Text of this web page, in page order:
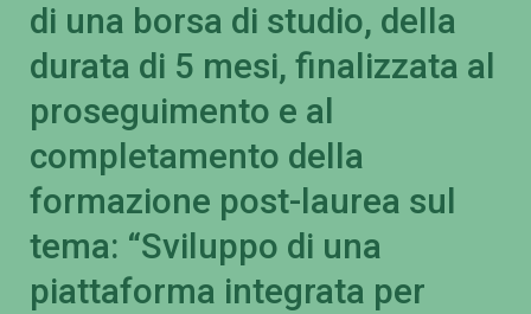
di una borsa di studio, della
durata di 5 mesi, finalizzata al
proseguimento e al
completamento della
formazione post-laurea sul
tema: “Sviluppo di una
piattaforma integrata per